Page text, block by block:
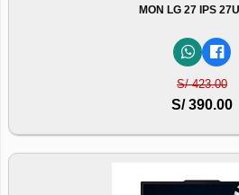
MON LG 27 IPS
S/ 423.00
S/ 390.00